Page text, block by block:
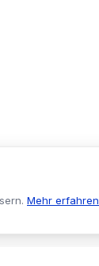
Mehr erfahren